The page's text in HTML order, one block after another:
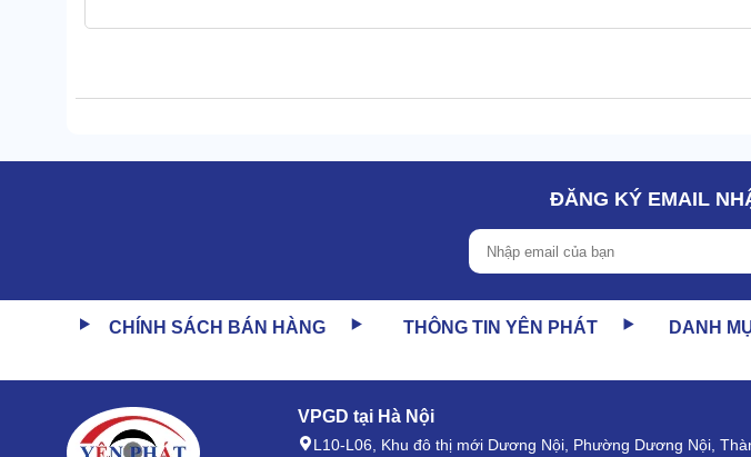
1.3 Đệm tản nhiệt phủ nhựa PVC bền bỉ
ĐĂNG KÝ EMAIL
CHÍNH SÁCH BÁN HÀNG THÔNG TIN YÊN PHÁT DANH
VPGD tại Hà Nội
L10-L06, Khu đô thị mới Dương Nội, Phường Dương Nội,